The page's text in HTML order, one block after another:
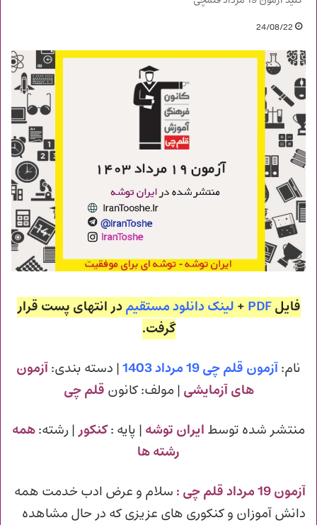
24/08/22
فایلPDF
+ لینک دانلود مستقیمدر انتهای پست قرار
گرفت.
نام:آزمون قلم چی 19 مرداد 1403 | دسته بندی:آزمون
های آزمایشی | مولف: کانون قلم چی
منتشر شده توسط ایران توشه | پایه :کنکور| رشته:همه
رشته ها
آزمون 19 مرداد قلم چی :
سلام و عرض ادب خدمت همه
دانش آموزان و کنکوری های عزیزی که در حال مشاهده